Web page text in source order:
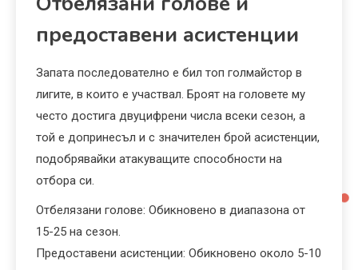
предоставени асистенции
Запата последователно е бил топ голмайстор в
лигите, в които е участвал. Броят на головете му
често достига двуцифрени числа всеки сезон, а
той е допринесъл и с значителен брой асистенции,
подобрявайки атакуващите способности на
отбора си.
Отбелязани голове: Обикновено в диапазона от
15-25 на сезон.
Предоставени асистенции: Обикновено около 5-10